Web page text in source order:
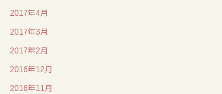
2017年4月
2017年3月
2017年2月
2016年12月
2016年11月